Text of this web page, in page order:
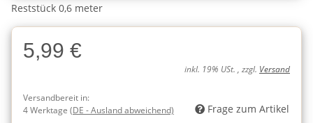
Reststück 0,6 meter
5,99 €
inkl. 19% USt. , zzgl. Versand
Versandbereit in:
4 Werktage (DE - Ausland abweichend) Frage zum Artikel